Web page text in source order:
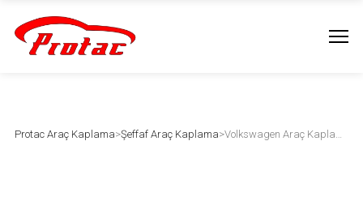
Protac Araç Kaplama>Şeffaf Araç Kaplama> Volkswagen Araç Kaplama